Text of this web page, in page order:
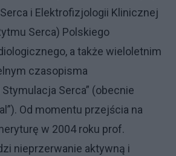
i Elektrofizjologii Klinicznej
Serca) Polskiego
a także wieloletnim
czasopisma
Serca” (obecnie
Od momentu przejścia na
w 2004 roku prof.
nieprzerwanie aktywną i